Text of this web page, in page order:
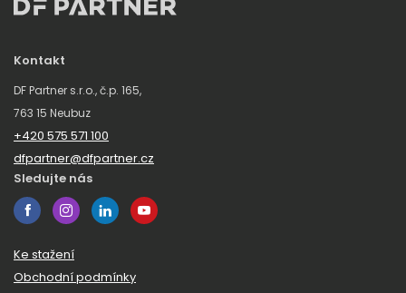
Kontakt
DF Partner s.r.o., č.p. 165,
763 15 Neubuz
+420 575 571 100
dfpartner@dfpartner.cz
Sledujte nás
Ke stažení
Obchodní podmínky